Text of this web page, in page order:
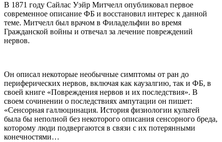
В 1871 году Сайлас Уэйр Митчелл опубликовал первое
современное описание ФБ и восстановил интерес к данной
теме. Митчелл был врачом в Филадельфии во время
Гражданской войны и отвечал за лечение повреждений
нервов.
Он описал некоторые необычные симптомы от ран до
периферических нервов, включая как каузалгию, так и ФБ, в
своей книге «Повреждения нервов и их последствия». В
своем сочинении о последствиях ампутации он пишет:
«Сенсорная галлюцинация. История физиологии культей
была бы неполной без некоторого описания сенсорного бреда,
которому люди подвергаются в связи с их потерянными
конечностями…